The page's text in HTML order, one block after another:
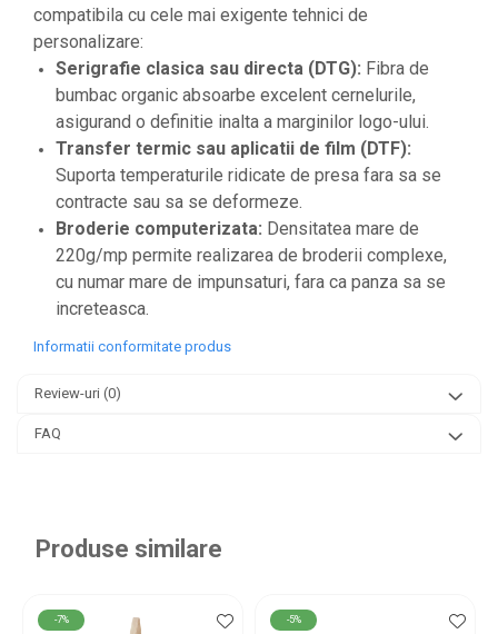
compatibila cu cele mai exigente tehnici de
personalizare:
Serigrafie clasica sau directa (DTG): Fibra de
bumbac organic absoarbe excelent cernelurile,
asigurand o definitie inalta a marginilor logo-ului.
Transfer termic sau aplicatii de film (DTF):
Suporta temperaturile ridicate de presa fara sa se
contracte sau sa se deformeze.
Broderie computerizata: Densitatea mare de
220g/mp permite realizarea de broderii complexe,
cu numar mare de impunsaturi, fara ca panza sa se
increteasca.
Informatii conformitate produs
Review-uri (0)
FAQ
Produse similare
-7% -5%